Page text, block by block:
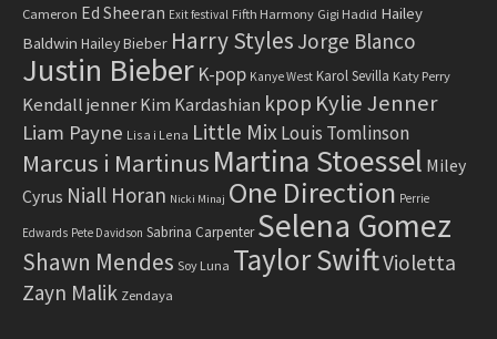
Cameron Ed Sheeran Exit festival Fifth Harmony Gigi Hadid Hailey
Baldwin Hailey Bieber Harry Styles Jorge Blanco
Justin Bieber K-pop Kanye West Karol Sevilla Katy Perry
Kendall jenner Kim Kardashian kpop Kylie Jenner
Liam Payne Lisa i Lena Little Mix Louis Tomlinson
Marcus i Martinus Martina Stoessel Miley
Cyrus Niall Horan Nicki Minaj One Direction Perrie
Edwards Pete Davidson Sabrina Carpenter Selena Gomez
Shawn Mendes Soy Luna Taylor SwiftVioletta
Zayn Malik Zendaya